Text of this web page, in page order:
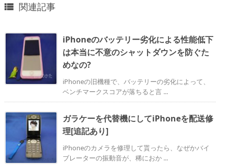
 関連記事
iPhoneのバッテリー劣化による性能低下
は本当に不意のシャットダウンを防ぐた
めなの?
iPhoneの旧機種で、バッテリーの劣化によって、
ベンチマークスコアが落ちると言 ...
ガラケーを代替機にしてiPhoneを配送修
理[追記あり]
iPhoneのカメラを修理して貰ったら、なぜかバイ
ブレーターの振動音が、稀におか ...